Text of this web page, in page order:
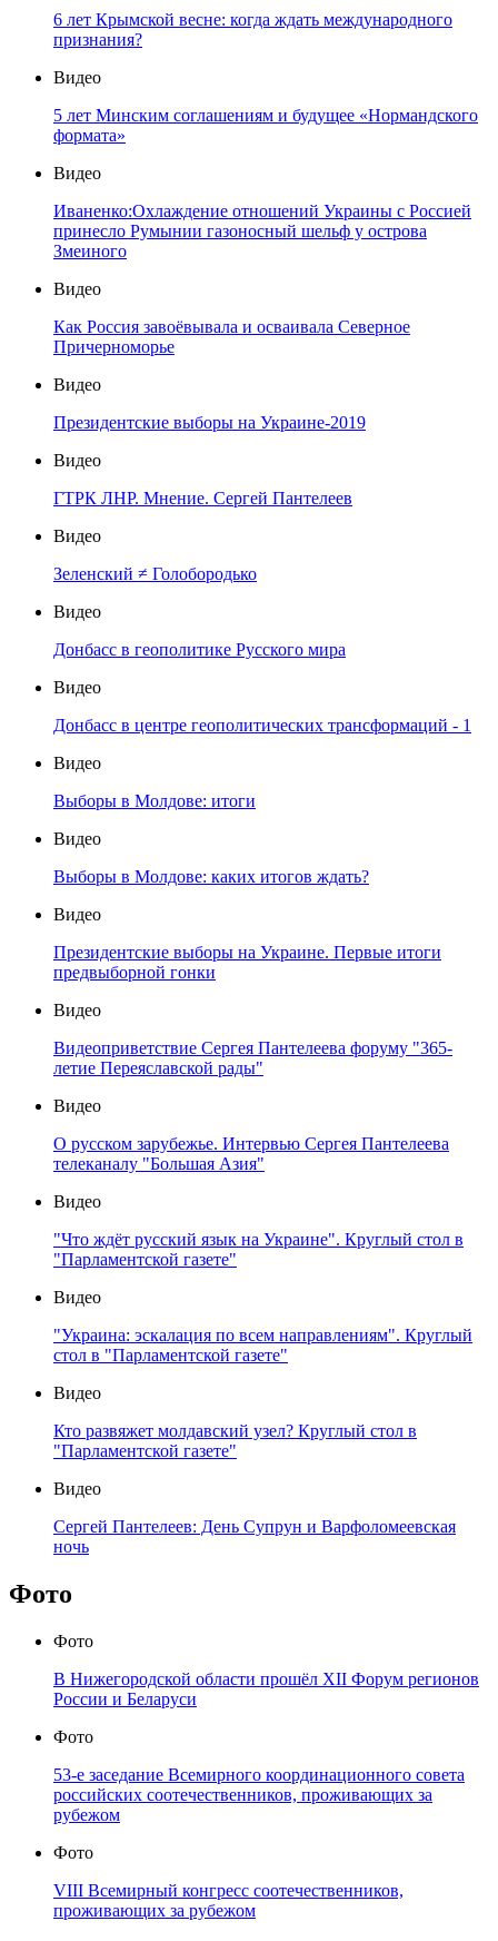
6 лет Крымской весне: когда ждать международного
признания?
Видео
5 лет Минским соглашениям и будущее «Нормандского
формата»
Видео
Иваненко:Охлаждение отношений Украины с Россией
принесло Румынии газоносный шельф у острова
Змеиного
Видео
Как Россия завоёвывала и осваивала Северное
Причерноморье
Видео
Президентские выборы на Украине-2019
Видео
ГТРК ЛНР. Мнение. Сергей Пантелеев
Видео
Зеленский ≠ Голобородько
Видео
Донбасс в геополитике Русского мира
Видео
Донбасс в центре геополитических трансформаций - 1
Видео
Выборы в Молдове: итоги
Видео
Выборы в Молдове: каких итогов ждать?
Видео
Президентские выборы на Украине. Первые итоги
предвыборной гонки
Видео
Видеоприветствие Сергея Пантелеева форуму "365-
летие Переяславской рады"
Видео
О русском зарубежье. Интервью Сергея Пантелеева
телеканалу "Большая Азия"
Видео
"Что ждёт русский язык на Украине". Круглый стол в
"Парламентской газете"
Видео
"Украина: эскалация по всем направлениям". Круглый
стол в "Парламентской газете"
Видео
Кто развяжет молдавский узел? Круглый стол в
"Парламентской газете"
Видео
Сергей Пантелеев: День Супрун и Варфоломеевская
ночь
Фото
Фото
В Нижегородской области прошёл XII Форум регионов
России и Беларуси
Фото
53-е заседание Всемирного координационного совета
российских соотечественников, проживающих за
рубежом
Фото
VIII Всемирный конгресс соотечественников,
проживающих за рубежом